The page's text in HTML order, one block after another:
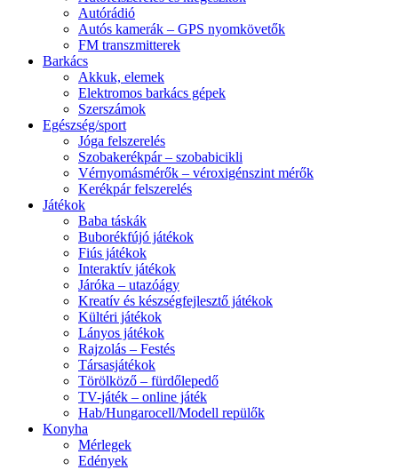
Autórádió
Autós kamerák – GPS nyomkövetők
FM transzmitterek
Barkács
Akkuk, elemek
Elektromos barkács gépek
Szerszámok
Egészség/sport
Jóga felszerelés
Szobakerékpár – szobabicikli
Vérnyomásmérők – véroxigénszint mérők
Kerékpár felszerelés
Játékok
Baba táskák
Buborékfújó játékok
Fiús játékok
Interaktív játékok
Járóka – utazóágy
Kreatív és készségfejlesztő játékok
Kültéri játékok
Lányos játékok
Rajzolás – Festés
Társasjátékok
Törölköző – fürdőlepedő
TV-játék – online játék
Hab/Hungarocell/Modell repülők
Konyha
Mérlegek
Edények